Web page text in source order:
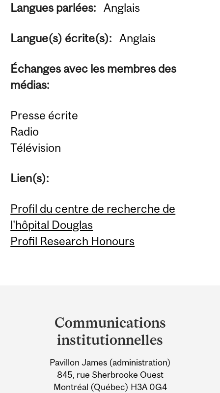
Langues parlées: Anglais
Langue(s) écrite(s): Anglais
Échanges avec les membres des
médias:
Presse écrite
Radio
Télévision
Lien(s):
Profil du centre de recherche de
l'hôpital Douglas
Profil Research Honours
University
Information
Communications
institutionnelles
Pavillon James (administration)
845, rue Sherbrooke Ouest
Montréal (Québec) H3A 0G4